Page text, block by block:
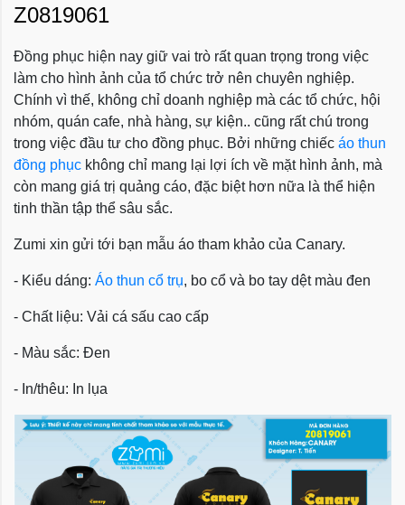
Z0819061
Đồng phục hiện nay giữ vai trò rất quan trọng trong việc
làm cho hình ảnh của tổ chức trở nên chuyên nghiệp.
Chính vì thế, không chỉ doanh nghiệp mà các tổ chức, hội
nhóm, quán cafe, nhà hàng, sự kiện.. cũng rất chú trong
trong việc đầu tư cho đồng phục. Bởi những chiếc áo thun
đồng phục không chỉ mang lại lợi ích về mặt hình ảnh, mà
còn mang giá trị quảng cáo, đặc biệt hơn nữa là thể hiện
tinh thần tập thể sâu sắc.
Zumi xin gửi tới bạn mẫu áo tham khảo của Canary.
- Kiểu dáng: Áo thun cổ trụ, bo cổ và bo tay dệt màu đen
- Chất liệu: Vải cá sấu cao cấp
- Màu sắc: Đen
- In/thêu: In lụa